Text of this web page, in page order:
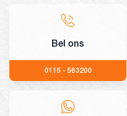
Bel ons
0115 - 563200